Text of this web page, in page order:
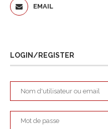
EMAIL
LOGIN/REGISTER